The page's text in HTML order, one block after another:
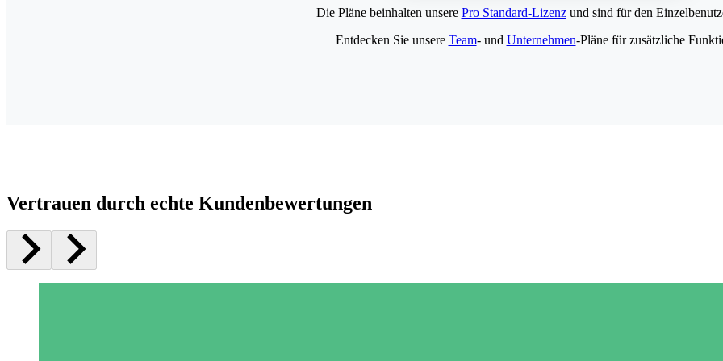
Die Pläne beinhalten unsere Pro Standard-Lizenzund sind für den
Entdecken Sie unsere Team- und Unternehmen-Pläne für zusätzliche
Vertrauen durch echte Kundenbewertungen